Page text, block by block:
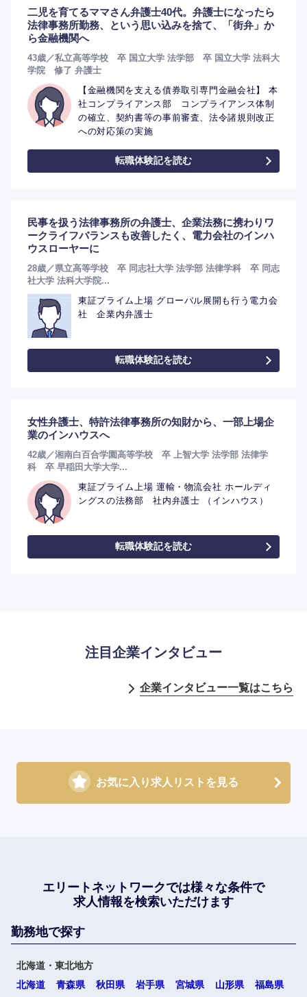
二児を育てるママさん弁護士40代。弁護士になったら
法律事務所勤務、という思い込みを捨て、「街弁」か
ら金融機関へ
43歳／私立高等学校 卒 国立大学 法学部 卒 国立大学 法科大
学院 修了 弁護士
【金融機関を支える債券取引専門金融会社】 本
社コンプライアンス部 コンプライアンス体制
の確立、契約書等の事前審査、法令諸規則改正
への対応策の実施
転職体験記を読む
民事を扱う法律事務所の弁護士、企業法務に携わりワ
ークライフバランスも改善したく、電力会社のインハ
ウスローヤーに
28歳／県立高等学校 卒 同志社大学 法学部 法律学科 卒 同志
社大学 法科大学院...
東証プライム上場 グローバル展開も行う電力会
社 企業内弁護士
転職体験記を読む
女性弁護士、特許法律事務所の知財から、一部上場企
業のインハウスへ
42歳／湘南白百合学園高等学校 卒 上智大学 法学部 法律学
科 卒 早稲田大学大学...
東証プライム上場 運輸・物流会社 ホールディ
ングスの法務部 社内弁護士 （インハウス）
転職体験記を読む
注目企業インタビュー
企業インタビュー一覧はこちら
お気に入り求人リストを見る
エリートネットワークでは様々な条件で
求人情報を検索いただけます
勤務地で探す
北海道・東北地方
北海道
青森県 秋田県 岩手県 宮城県 山形県 福島県